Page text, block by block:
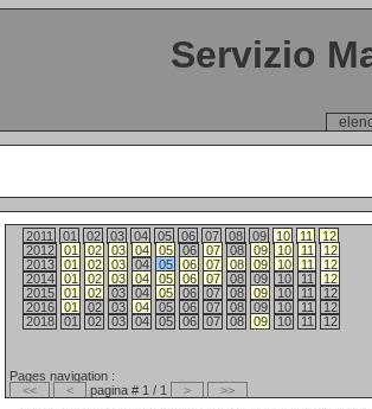
Servizio
2011 01 02 03 04 05 06 07 08 09 10 11
12
2012
01 02 03 04 05 06 07 08 09 10 11
12
2013
01 02 03 04 05 06 07 08 09 10 11
12
2014
01 02 03 04 05 06 07 08 09 10 11
12
2015
01 02 03 04 05 06 07 08 09 10 11
12
2016
01 02 03 04 05 06 07 08 09 10 11
12
2018
01 02 03 04 05 06 07 08 09 10 11
12
Pages navigation :
<< < pagina # 1 / 1 >
>>